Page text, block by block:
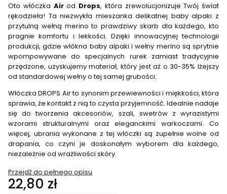
Oto włóczka Airod Drops, która zrewolucjonizuje Twój świat
rękodzieła! Ta niezwykła mieszanka delikatnej baby alpaki z
przytulną wełną merino to prawdziwy skarb dla każdego, kto
pragnie komfortu i lekkości. Dzięki innowacyjnej technologii
produkcji, gdzie włókna baby alpaki i wełny merino są sprytnie
wpompowywane do specjalnych rurek zamiast tradycyjnie
przędzone, uzyskujemy materiał, który jest aż o 30-35% lżejszy
od standardowej wełny o tej samej grubości.
Włóczka DROPS Air to synonim przewiewności i miękkości, która
sprawia, że kontakt z nią to czysta przyjemność. Idealnie nadaje
się do tworzenia akcesoriów, szali, swetrów z wyrazistymi
wzorami strukturalnymi oraz eleganckimi warkoczami. Co
więcej, ubrania wykonane z tej włóczki są zupełnie wolne od
drapania, co czyni je doskonałym wyborem dla każdego,
niezależnie od wrażliwości skóry.
Przejdź do pełnego opisu
Cena
22,80 zł